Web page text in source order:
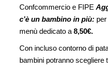
Confcommercio e FIPE
c’è un bambino in più:
menù dedicato a 8,50€.
Con incluso contorno di
bambini potranno scegliere